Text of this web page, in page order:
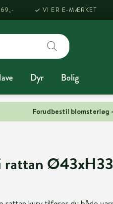
Forudbestil blomsterløg
69,- VI ER E-MÆRKET
Dyr Bolig
rattan